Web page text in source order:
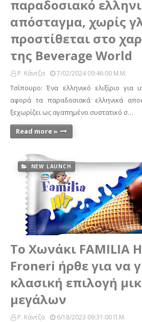
παραδοσιακό
απόσταγμα, χωρίς
προστίθεται στο
της Beverage World
Ρ. Κάντζα 7/02/2024 09:46:00 Μ.μ.
Τσίπουρο: Ένα ελληνικό ελιξίριο για
αφορά τα παραδοσιακά ελληνικά
ξεχωρίζει ως αγαπημένο συστατικό σ…
Read more »
NEW LAUNCH
Το Χωνάκι FAMILIA
Froneri ήρθε για να
κλασική επιλογή
μεγάλων
Ρ. Κάντζα 6/18/2023 09:31:00 Π.μ.